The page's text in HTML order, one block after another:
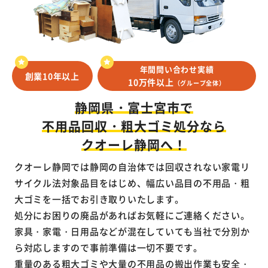
創業10年以上
年間問い合わせ実績
10万件以上 （グループ全体）
静岡県・富士宮市で
不用品回収・粗大ゴミ処分なら
クオーレ静岡へ！
クオーレ静岡では静岡の自治体では回収されない家電リ
サイクル法対象品目をはじめ、幅広い品目の不用品・粗
大ゴミを一括でお引き取りいたします。
処分にお困りの廃品があればお気軽にご連絡ください。
家具・家電・日用品などが混在していても当社で分別か
ら対応しますので事前準備は一切不要です。
重量のある粗大ゴミや大量の不用品の搬出作業も安全・